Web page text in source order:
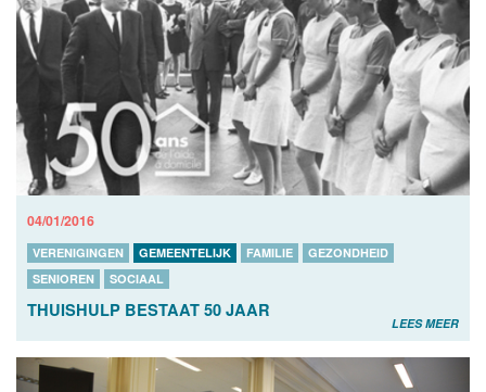
04/01/2016
VERENIGINGEN GEMEENTELIJK FAMILIE
GEZONDHEID
SENIOREN
SOCIAAL
THUISHULP BESTAAT 50 JAAR
LEES MEER